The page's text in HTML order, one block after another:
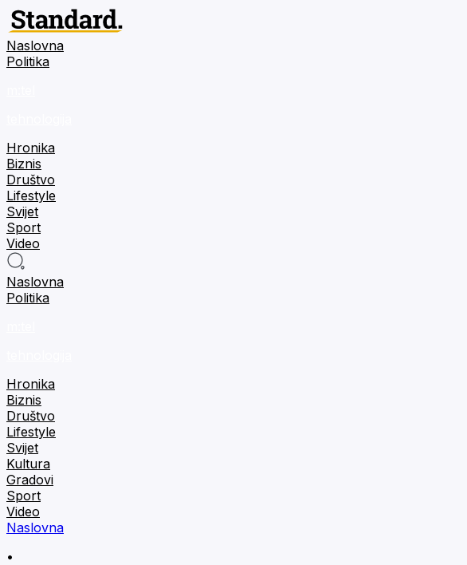
Naslovna
Politika
Hronika
Biznis
Društvo
Lifestyle
Svijet
Sport
Video
Naslovna
Politika
Hronika
Biznis
Društvo
Lifestyle
Svijet
Kultura
Gradovi
Sport
Video
Naslovna
•